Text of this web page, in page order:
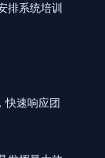
排系统培训
快速响应团